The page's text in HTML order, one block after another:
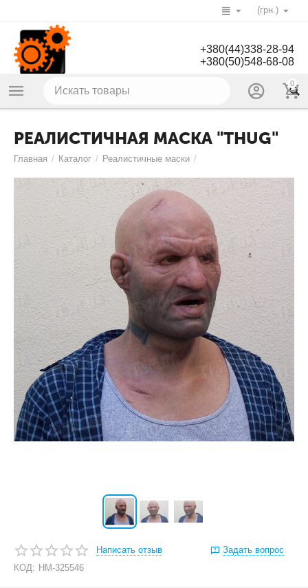
(грн.)
+380(44)338-28-94
+380(50)548-68-08
0
РЕАЛИСТИЧНАЯ МАСКА "THUG"
Главная / Каталог / Реалистичные маски /
Написать отзыв
Задать вопрос
КОД: HM-325546